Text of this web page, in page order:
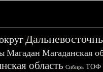
Магадан Магаданская
область Сибирь ТОФ